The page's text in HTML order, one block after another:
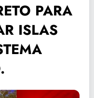
PARA
ISLAS